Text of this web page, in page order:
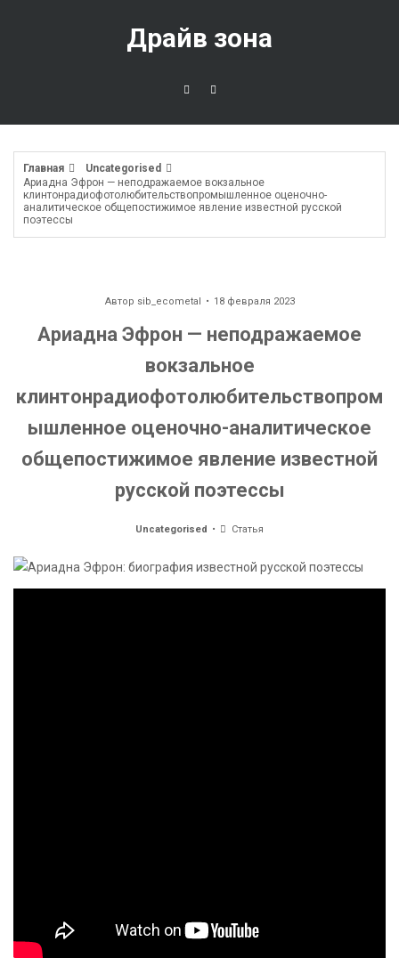
Драйв зона
Главная
Uncategorised
Ариадна Эфрон — неподражаемое вокзальное
клинтонрадиофотолюбительствопромышленное оценочно-
аналитическое общепостижимое явление известной русской
поэтессы
Автор sib_ecometal 18 февраля 2023
Ариадна Эфрон — неподражаемое
вокзальное
клинтонрадиофотолюбительствопром
ышленное оценочно-аналитическое
общепостижимое явление известной
русской поэтессы
Uncategorised Статья